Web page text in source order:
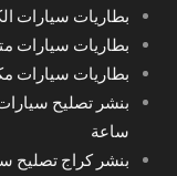
بطاريات سيارات
بطاريات سيارات
بطاريات سيارات
ساعة
بنشر كراج تصليح